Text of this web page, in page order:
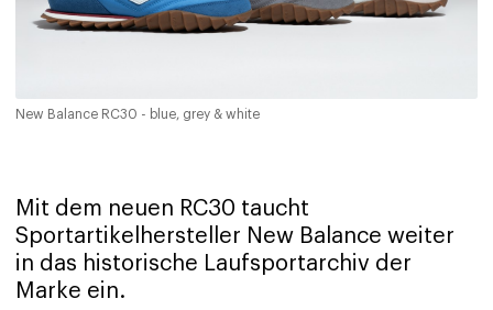
New Balance RC30 - blue, grey & white
Mit dem neuen RC30 taucht
Sportartikelhersteller New Balance weiter
in das historische Laufsportarchiv der
Marke ein.